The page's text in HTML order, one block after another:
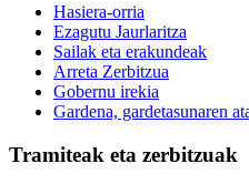
Hasiera-orria
Ezagutu Jaurlaritza
Sailak eta erakundeak
Arreta Zerbitzua
Gobernu irekia
Gardena, gardetasunaren
Tramiteak eta zerbitzuak